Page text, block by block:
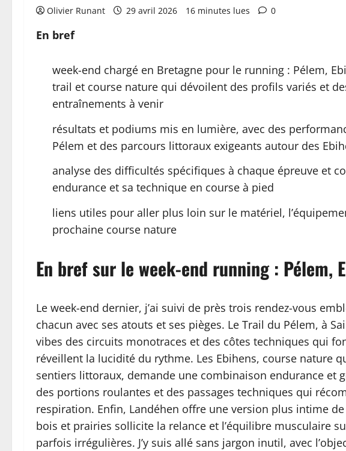
Olivier Runant 29 avril 2026 16 minutes lues 0
En bref
week-end chargé en Bretagne pour le running : Pélem,
trail et course nature qui dévoilent des profils variés et
entraînements à venir
résultats et podiums mis en lumière, avec des
Pélem et des parcours littoraux exigeants autour des
analyse des difficultés spécifiques à chaque épreuve et
endurance et sa technique en course à pied
liens utiles pour aller plus loin sur le matériel,
prochaine course nature
En bref sur le week-end running : Pélem,
Le week-end dernier, j’ai suivi de près trois rendez-vous
chacun avec ses atouts et ses pièges. Le Trail du Pélem, à
vibes des circuits monotraces et des côtes techniques qui
réveillent la lucidité du rythme. Les Ebihens, course nature
sentiers littoraux, demande une combinaison endurance et
des portions roulantes et des passage­s techniques qui
respiration. Enfin, Landéhen offre une version plus intime
bois et prairies sollicite la relance et l’équilibre musculaire
parfois irrégulières. J’y suis allé sans jargon inutil, avec